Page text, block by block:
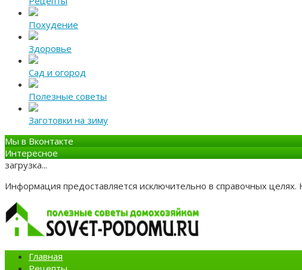
Похудение
Здоровье
Сад и огород
Полезные советы
Заготовки на зиму
Мы в Вконтакте
Интересное
загрузка...
Информация предоставляется исключительно в справочных
Главная